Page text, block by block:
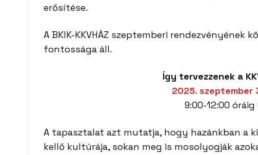
erősítése.
A BKIK-KKVHÁZ szeptemberi rendezvényének
fontossága áll.
Így tervezzenek a
2025. szeptember
9:00-12:00 óráig
A tapasztalat azt mutatja, hogy hazánkban a
kellő kultúrája, sokan meg is mosolyogják